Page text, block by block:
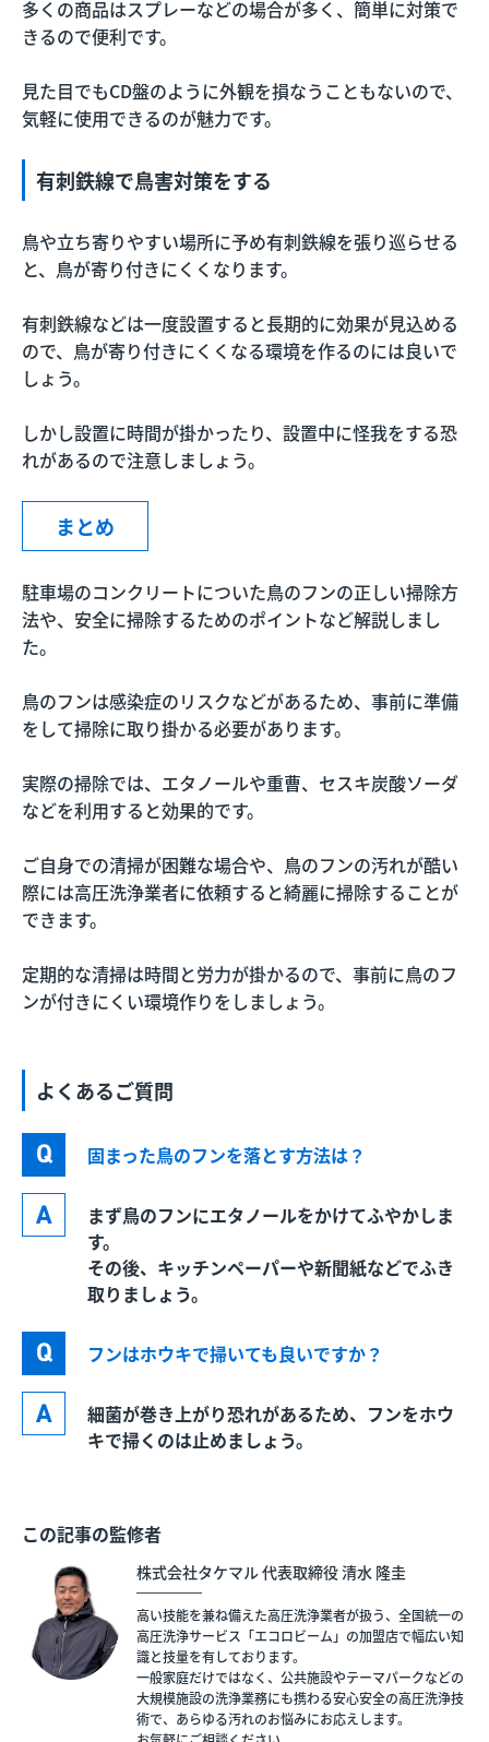
多くの商品はスプレーなどの場合が多く、簡単に対策で
きるので便利です。
見た目でもCD盤のように外観を損なうこともないので、
気軽に使用できるのが魅力です。
有刺鉄線で鳥害対策をする
鳥や立ち寄りやすい場所に予め有刺鉄線を張り巡らせる
と、鳥が寄り付きにくくなります。
有刺鉄線などは一度設置すると長期的に効果が見込める
ので、鳥が寄り付きにくくなる環境を作るのには良いで
しょう。
しかし設置に時間が掛かったり、設置中に怪我をする恐
れがあるので注意しましょう。
まとめ
駐車場のコンクリートについた鳥のフンの正しい掃除方
法や、安全に掃除するためのポイントなど解説しまし
た。
鳥のフンは感染症のリスクなどがあるため、事前に準備
をして掃除に取り掛かる必要があります。
実際の掃除では、エタノールや重曹、セスキ炭酸ソーダ
などを利用すると効果的です。
ご自身での清掃が困難な場合や、鳥のフンの汚れが酷い
際には高圧洗浄業者に依頼すると綺麗に掃除することが
できます。
定期的な清掃は時間と労力が掛かるので、事前に鳥のフ
ンが付きにくい環境作りをしましょう。
よくあるご質問
固まった鳥のフンを落とす方法は？
まず鳥のフンにエタノールをかけてふやかしま
す。
その後、キッチンペーパーや新聞紙などでふき
取りましょう。
フンはホウキで掃いても良いですか？
細菌が巻き上がり恐れがあるため、フンをホウ
キで掃くのは止めましょう。
この記事の監修者
株式会社タケマル 代表取締役 清水 隆圭
高い技能を兼ね備えた高圧洗浄業者が扱う、全国統一の
高圧洗浄サービス「エコロビーム」の加盟店で幅広い知
識と技量を有しております。
一般家庭だけではなく、公共施設やテーマパークなどの
大規模施設の洗浄業務にも携わる安心安全の高圧洗浄技
術で、あらゆる汚れのお悩みにお応えします。